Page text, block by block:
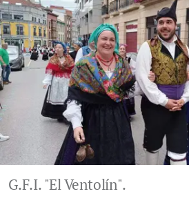
G.F.I. "El Ventolín".